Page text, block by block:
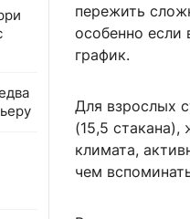
пережить
особенно если
график.
Для взрослых
(15,5
климата,
чем